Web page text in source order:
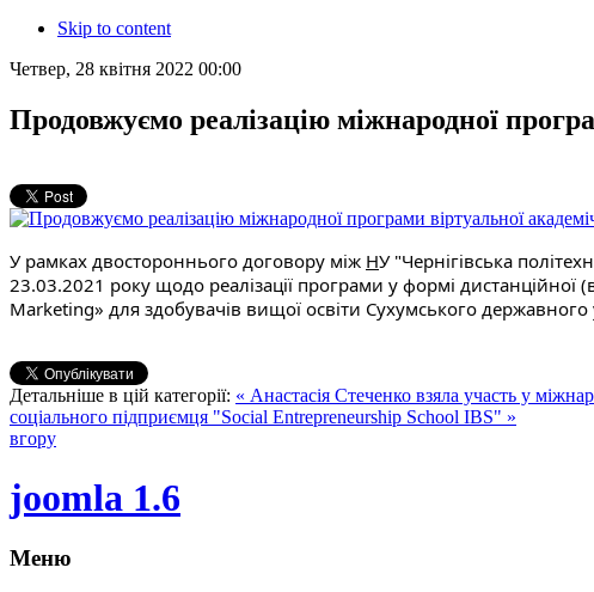
Skip to content
Четвер, 28 квітня 2022 00:00
Продовжуємо реалізацію міжнародної
У рамках двостороннього договору між НУ "Чернігівська
23.03.2021 року щодо реалізації програми у формі дистанційної
Marketing» для здобувачів вищої освіти Сухумського державного
Детальніше в цій категорії: « Анастасія Стеченко взяла участь у
соціального підприємця "Social Entrepreneurship School IBS" »
вгору
joomla 1.6
Меню